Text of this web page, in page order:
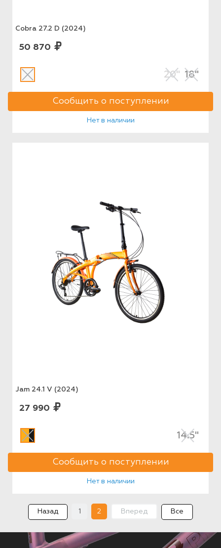
Cobra 27.2 D (2024)
50 870
18"
20"
Сообщить о поступлении
Нет в наличии
Jam 24.1 V (2024)
27 990
14.5"
Сообщить о поступлении
Нет в наличии
Назад 1 2 Вперед Все